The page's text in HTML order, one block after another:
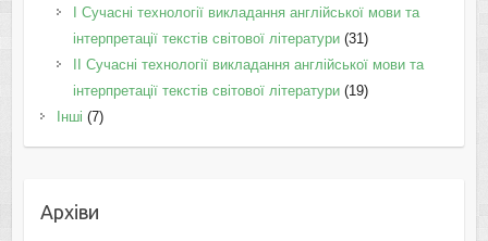
I Cучасні технології викладання англійської мови та
інтерпретації текстів світової літератури(31)
II Cучасні технології викладання англійської мови та
інтерпретації текстів світової літератури(19)
Інші (7)
Архіви